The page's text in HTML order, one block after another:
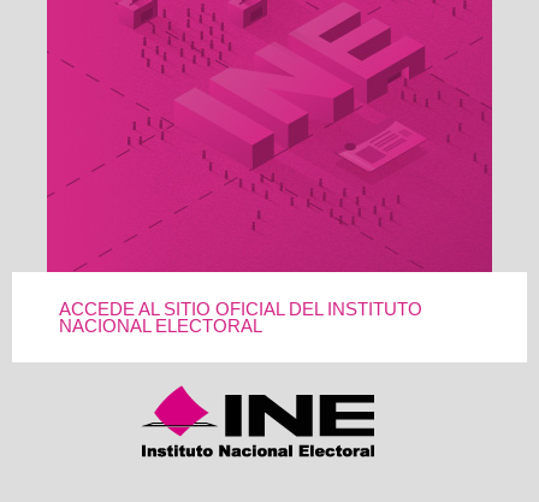
ACCEDE AL SITIO OFICIAL DEL INSTITUTO
NACIONAL ELECTORAL